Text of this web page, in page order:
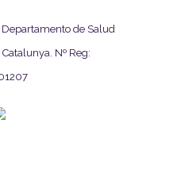
de Salud
Nº Reg: